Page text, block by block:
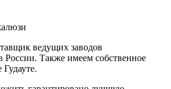
ведущих заводов
России. Также имеем собственное